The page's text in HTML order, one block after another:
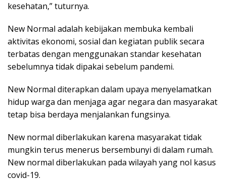
kesehatan,” tuturnya.
New Normal adalah kebijakan membuka kembali
aktivitas ekonomi, sosial dan kegiatan publik secara
terbatas dengan menggunakan standar kesehatan
sebelumnya tidak dipakai sebelum pandemi.
New Normal diterapkan dalam upaya menyelamatkan
hidup warga dan menjaga agar negara dan masyarakat
tetap bisa berdaya menjalankan fungsinya.
New normal diberlakukan karena masyarakat tidak
mungkin terus menerus bersembunyi di dalam rumah.
New normal diberlakukan pada wilayah yang nol kasus
covid-19.